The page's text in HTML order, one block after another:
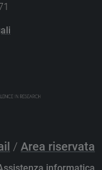
/ Area riservata